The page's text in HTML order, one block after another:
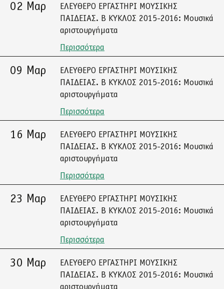
02 Μαρ
ΕΛΕΥΘΕΡΟ ΕΡΓΑΣΤΗΡΙ ΜΟΥΣΙΚΗΣ
ΠΑΙΔΕΙΑΣ. Β ΚΥΚΛΟΣ 2015-2016: Μουσικά
αριστουργήματα
Περισσότερα
09 Μαρ
ΕΛΕΥΘΕΡΟ ΕΡΓΑΣΤΗΡΙ ΜΟΥΣΙΚΗΣ
ΠΑΙΔΕΙΑΣ. Β ΚΥΚΛΟΣ 2015-2016: Μουσικά
αριστουργήματα
Περισσότερα
16 Μαρ
ΕΛΕΥΘΕΡΟ ΕΡΓΑΣΤΗΡΙ ΜΟΥΣΙΚΗΣ
ΠΑΙΔΕΙΑΣ. Β ΚΥΚΛΟΣ 2015-2016: Μουσικά
αριστουργήματα
Περισσότερα
23 Μαρ
ΕΛΕΥΘΕΡΟ ΕΡΓΑΣΤΗΡΙ ΜΟΥΣΙΚΗΣ
ΠΑΙΔΕΙΑΣ. Β ΚΥΚΛΟΣ 2015-2016: Μουσικά
αριστουργήματα
Περισσότερα
30 Μαρ
ΕΛΕΥΘΕΡΟ ΕΡΓΑΣΤΗΡΙ ΜΟΥΣΙΚΗΣ
ΠΑΙΔΕΙΑΣ. Β ΚΥΚΛΟΣ 2015-2016: Μουσικά